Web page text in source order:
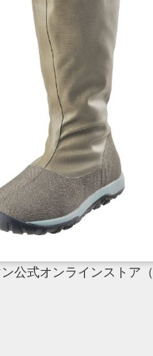
公式オンラインストア（